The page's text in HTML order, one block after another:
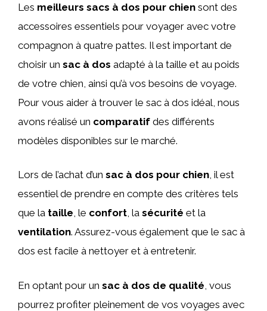
Les meilleurs sacs à dos pour chien sont des
accessoires essentiels pour voyager avec votre
compagnon à quatre pattes. Il est important de
choisir un sac à dos adapté à la taille et au poids
de votre chien, ainsi qu’à vos besoins de voyage.
Pour vous aider à trouver le sac à dos idéal, nous
avons réalisé un comparatif des différents
modèles disponibles sur le marché.
Lors de l’achat d’un sac à dos pour chien, il est
essentiel de prendre en compte des critères tels
que la taille, le confort, la sécurité et la
ventilation. Assurez-vous également que le sac à
dos est facile à nettoyer et à entretenir.
En optant pour un sac à dos de qualité , vous
pourrez profiter pleinement de vos voyages avec